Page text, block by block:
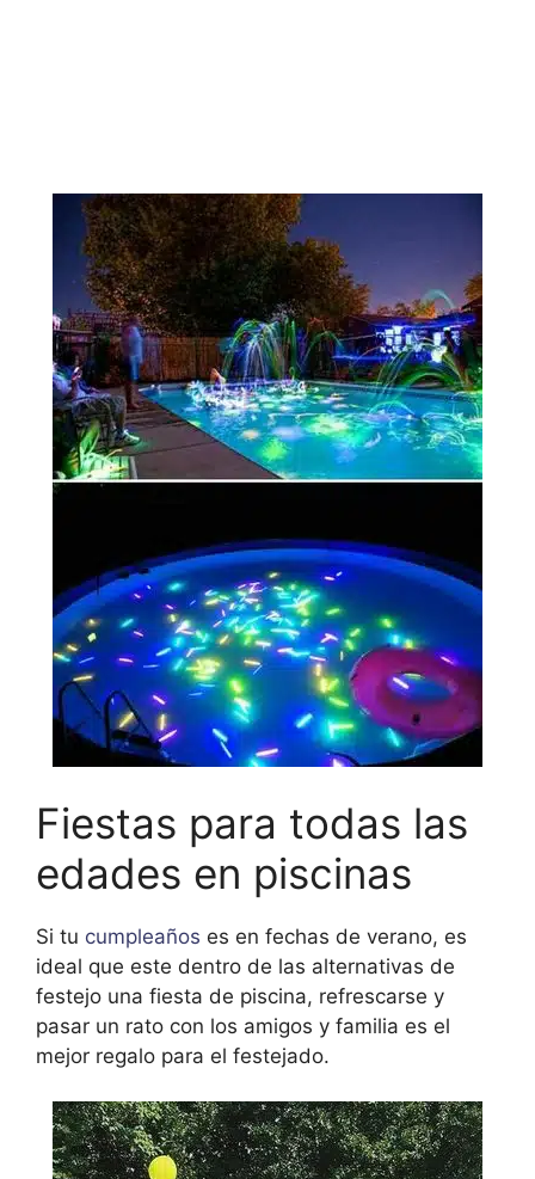
Fiestas para todas las
edades en piscinas
Si tu cumpleaños es en fechas de verano, es
ideal que este dentro de las alternativas de
festejo una fiesta de piscina, refrescarse y
pasar un rato con los amigos y familia es el
mejor regalo para el festejado.